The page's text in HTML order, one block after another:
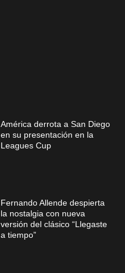
América derrota a San Diego
en su presentación en la
Leagues Cup
Fernando Allende despierta
la nostalgia con nueva
versión del clásico “Llegaste
a tiempo”